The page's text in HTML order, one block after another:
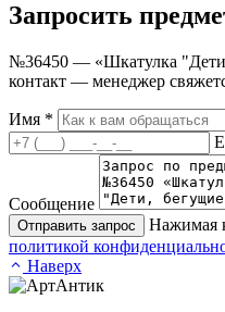
Запросить
№36450 — «Шкатулка "Дети,
контакт — менеджер
Имя *
Сообщение
Отправить запрос
Нажимая
политикой
Наверх